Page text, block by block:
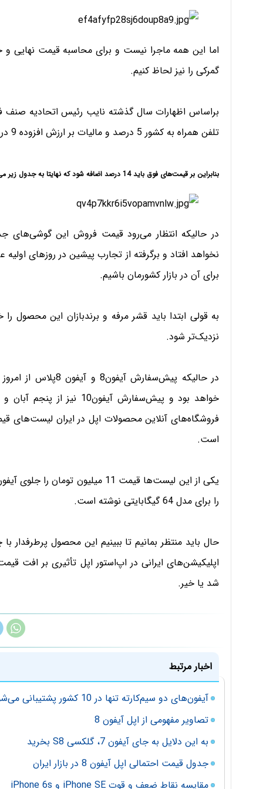
اما این همه ماجرا نیست و برای محاسبه قیمت نهایی
گمرکی را نیز لحاظ کنیم.
براساس اظهارات سال گذشته نایب رئیس اتحادیه صنف
تلفن همراه به کشور 5 درصد و مالیات بر ارزش افزوده 9 درصد است.
بنابراین بر قیمت‌های فوق باید 14 درصد اضافه شود که نهایتا به جدول زیر می‌رسیم:
در حالیکه انتظار می‌رود قیمت فروش این گوشی‌های
نخواهد افتاد و برگرفته از تجارب پیشین در روزهای
برای آن در بازار کشورمان باشیم.
به قولی ابتدا باید قشر مرفه و برندبازان این محصول
نزدیک‌تر شود.
خواهد بود و پیش‌سفارش
فروشگاه‌های آنلاین محصولات اپل در ایران لیست‌های
است.
را برای مدل 64 گیگابایتی نوشته است.
حال باید منتظر بمانیم تا ببینیم این محصول پرطرفدار
اپلیکیشن‌های ایرانی در اپ‌استور اپل تأثیری بر افت
شد یا خیر.
اخبار مرتبط
آیفون‌های دو سیم‌کارته تنها در 10 کشور پشتیبانی می‌شوند
تصاویر مفهومی از اپل آیفون 8
به این دلایل به جای آیفون 7، گلکسی S8 بخرید
جدول قیمت احتمالی اپل آیفون 8 در بازار ایران
مقایسه نقاط ضعف و قوت iPhone SE و iPhone 6s